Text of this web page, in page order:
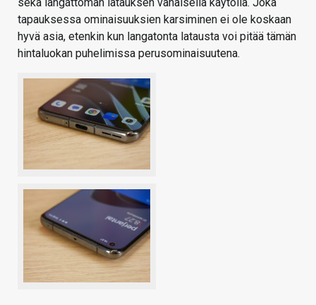
tapauksessa ominaisuuksien karsiminen ei ole koskaan
hyvä asia, etenkin kun langatonta latausta voi pitää tämän
hintaluokan puhelimissa perusominaisuutena.